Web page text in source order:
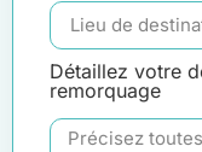
Détaillez votre
remorquage